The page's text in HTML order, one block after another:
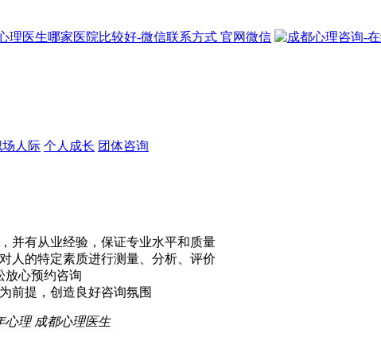
官网微信
场人际 个人成长 团体咨询
并有从业经验，保证专业水平和质量
人的特定素质进行测量、分析、评价
放心预约咨询
前提，创造良好咨询氛围
心理 成都心理医生